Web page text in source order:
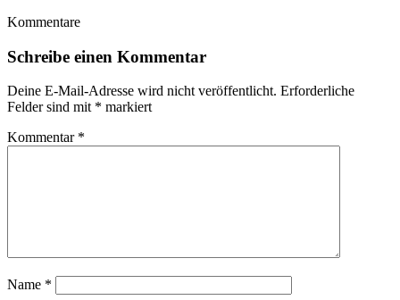
Kommentare
Schreibe einen Kommentar
Deine E-Mail-Adresse wird nicht veröffentlicht. Erforderliche
Felder sind mit * markiert
Kommentar *
Name *